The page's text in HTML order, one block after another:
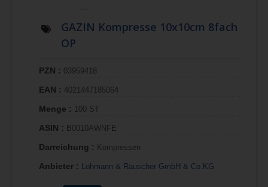
GAZIN Kompresse 10x10cm 8fach
OP
PZN : 03959418
EAN : 4021447185064
Menge : 100 ST
ASIN : B0010AWNFE
Darreichung : Kompressen
Anbieter : Lohmann & Rauscher GmbH & Co.KG